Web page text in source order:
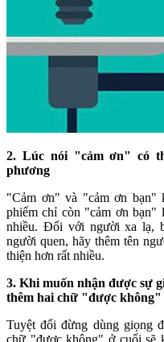
2. Lúc nói "cảm ơn" có
phương
"Cảm ơn" và "cảm ơn bạn"
phiếm chỉ còn "cảm ơn
nhiều. Đối với người xa lạ,
người quen, hãy thêm tên
thiện hơn rất nhiều.
3. Khi muốn nhận được sự
thêm hai chữ "được không"
Tuyệt đối đừng dùng giọng
chữ "được không" ở cuối sẽ